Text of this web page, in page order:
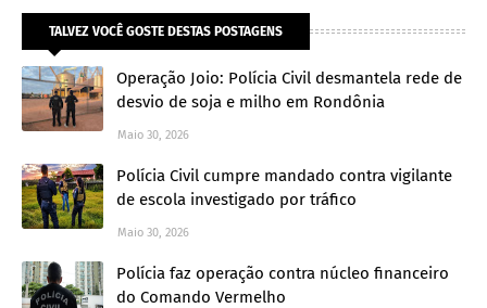
TALVEZ VOCÊ GOSTE DESTAS POSTAGENS
Operação Joio: Polícia Civil desmantela rede de
desvio de soja e milho em Rondônia
Maio 30, 2026
Polícia Civil cumpre mandado contra vigilante
de escola investigado por tráfico
Maio 30, 2026
Polícia faz operação contra núcleo financeiro
do Comando Vermelho